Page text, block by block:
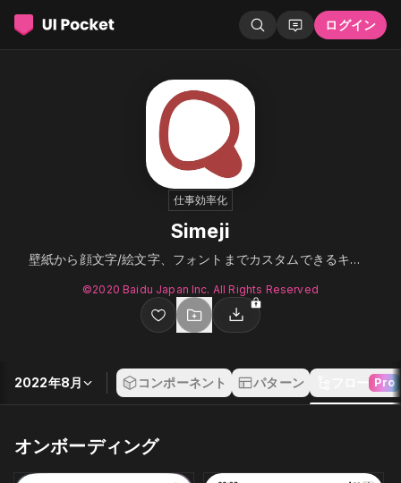
ログイン
仕事効率化
Simeji
壁紙から顔文字/絵文字、フォントまでカスタムできるキーボード
©︎2020 Baidu Japan Inc. All Rights Reserved
2022年8月 コンポーネント パターン フロー Pro
オンボーディング